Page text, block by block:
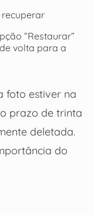
“Restaurar”
volta para a
foto estiver na
prazo de trinta
deletada.
do